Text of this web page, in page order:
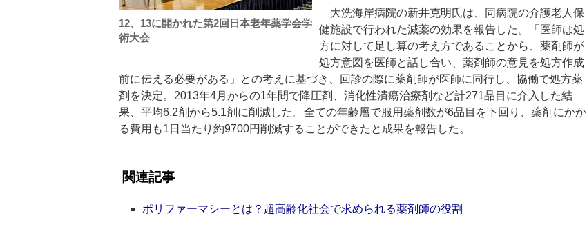
12、13に開かれた第2回日本老年薬学会学
術大会
大洗海岸病院の新井克明氏は、同病院の介護老人保
健施設で行われた減薬の効果を報告した。「医師は処
方に対して足し算の考え方であることから、薬剤師が
処方意図を医師と話し合い、薬剤師の意見を処方作成
前に伝える必要がある」との考えに基づき、回診の際に薬剤師が医師に同行し、協働で処方薬
剤を決定。2013年4月からの1年間で降圧剤、消化性潰瘍治療剤など計271品目に介入した結
果、平均6.2剤から5.1剤に削減した。全ての年齢層で服用薬剤数が6品目を下回り、薬剤にかか
る費用も1日当たり約9700円削減することができたと成果を報告した。
関連記事
ポリファーマシーとは？超高齢化社会で求められる薬剤師の役割